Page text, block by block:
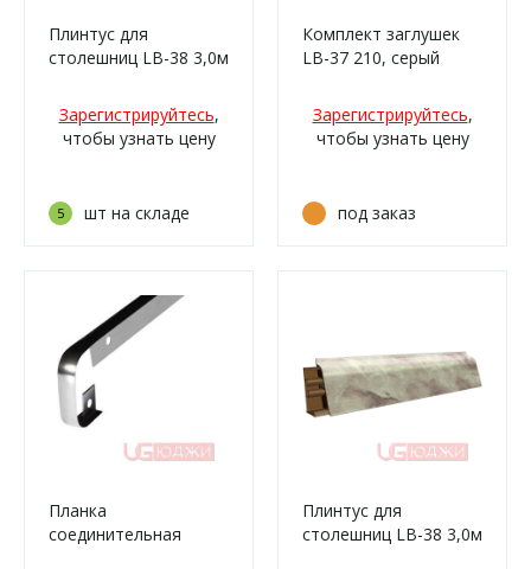
Плинтус для
столешниц LB-38 3,0м
(4057м/210)
Зарегистрируйтесь,
чтобы узнать цену
5 шт на складе
Комплект заглушек
LB-37 210, серый
Зарегистрируйтесь,
чтобы узнать цену
под заказ
Планка
соединительная
Плинтус для
столешниц LB-38 3,0м